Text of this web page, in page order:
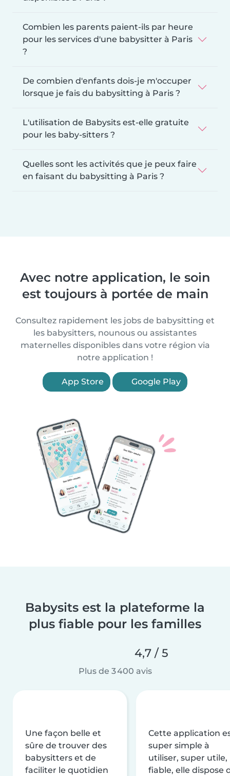
Combien les parents paient-ils par heure
pour les services d'une babysitter à Paris
?
De combien d'enfants dois-je m'occuper
lorsque je fais du babysitting à Paris ?
L'utilisation de Babysits est-elle gratuite
pour les baby-sitters ?
Quelles sont les activités que je peux faire
en faisant du babysitting à Paris ?
Avec notre application, le soin
est toujours à portée de main
Consultez rapidement les jobs de babysitting et
les babysitters, nounous ou assistantes
maternelles disponibles dans votre région via
notre application !
App Store Google Play
Babysits est la plateforme la
plus fiable pour les familles
4,7 / 5
Plus de 3 400 avis
Une façon belle et
sûre de trouver des
babysitters et de
faciliter le quotidien
Cette application
super simple à
utiliser, super utile,
fiable, elle dispose